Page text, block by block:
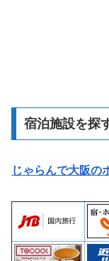
宿泊施設を探
じゃらんで大阪の